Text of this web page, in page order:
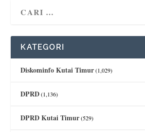
KATEGORI
Diskominfo Kutai Timur(1,029)
DPRD(1,136)
DPRD Kutai Timur(529)